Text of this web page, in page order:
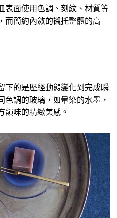
表面使用色調、刻紋、材質等
而簡約內斂的襯托整體的高
下的是歷經動態變化到完成瞬
色調的玻璃，如暈染的水墨，
韻味的精緻美感。